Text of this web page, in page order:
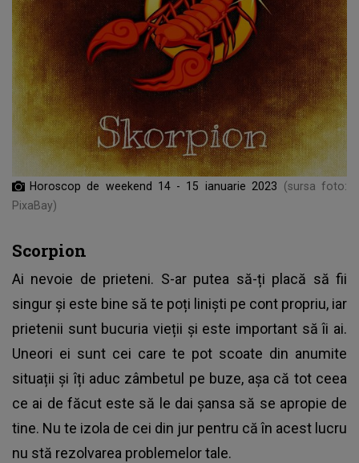
Horoscop de weekend 14 - 15 ianuarie 2023
(sursa foto:
PixaBay)
Scorpion
Ai nevoie de prieteni. S-ar putea să-ți placă să fii
singur și este bine să te poți liniști pe cont propriu, iar
prietenii sunt bucuria vieții și este important să îi ai.
Uneori ei sunt cei care te pot scoate din anumite
situații și îți aduc zâmbetul pe buze, așa că tot ceea
ce ai de făcut este să le dai șansa să se apropie de
tine. Nu te izola de cei din jur pentru că în acest lucru
nu stă rezolvarea problemelor tale.